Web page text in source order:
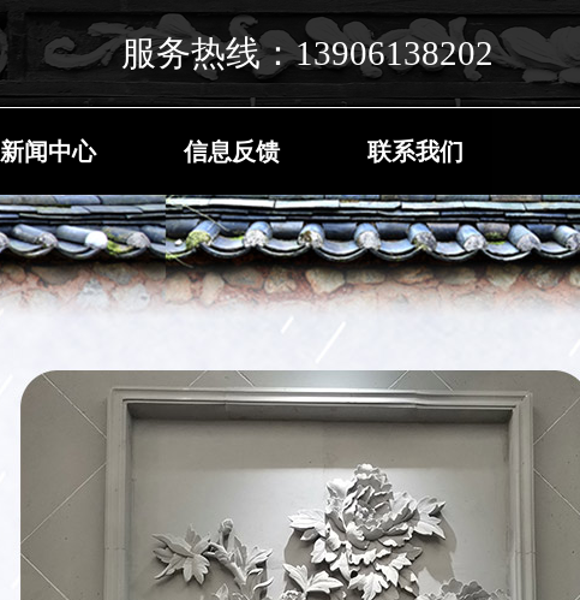
服务热线：13906138202
新闻中心 信息反馈 联系我们